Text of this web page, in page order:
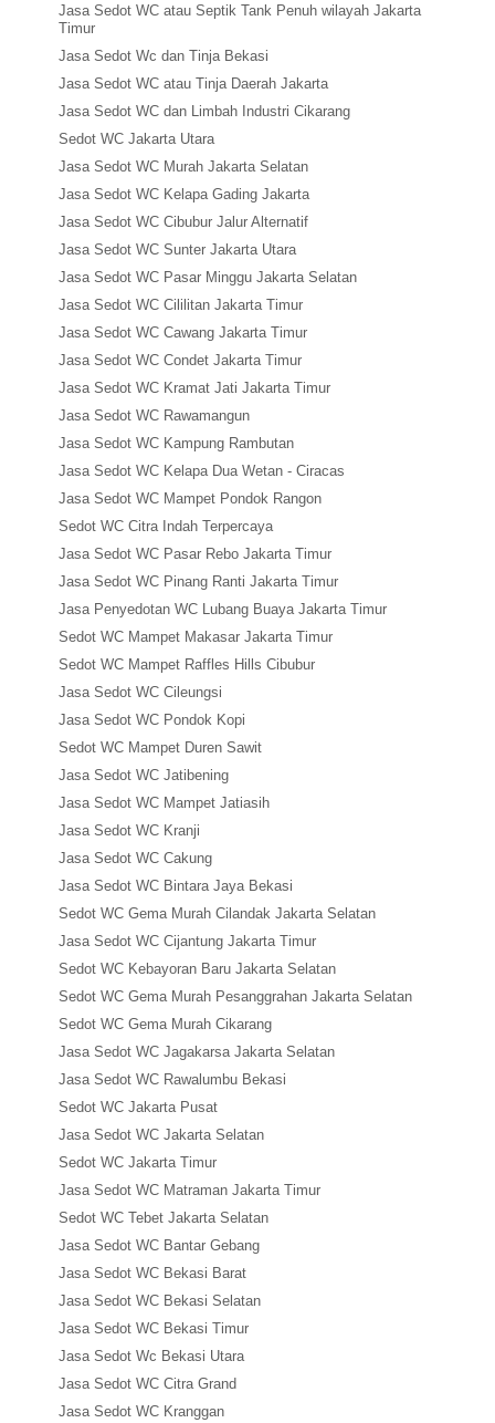
Jasa Sedot WC atau Septik Tank Penuh wilayah Jakarta
Timur
Jasa Sedot Wc dan Tinja Bekasi
Jasa Sedot WC atau Tinja Daerah Jakarta
Jasa Sedot WC dan Limbah Industri Cikarang
Sedot WC Jakarta Utara
Jasa Sedot WC Murah Jakarta Selatan
Jasa Sedot WC Kelapa Gading Jakarta
Jasa Sedot WC Cibubur Jalur Alternatif
Jasa Sedot WC Sunter Jakarta Utara
Jasa Sedot WC Pasar Minggu Jakarta Selatan
Jasa Sedot WC Cililitan Jakarta Timur
Jasa Sedot WC Cawang Jakarta Timur
Jasa Sedot WC Condet Jakarta Timur
Jasa Sedot WC Kramat Jati Jakarta Timur
Jasa Sedot WC Rawamangun
Jasa Sedot WC Kampung Rambutan
Jasa Sedot WC Kelapa Dua Wetan - Ciracas
Jasa Sedot WC Mampet Pondok Rangon
Sedot WC Citra Indah Terpercaya
Jasa Sedot WC Pasar Rebo Jakarta Timur
Jasa Sedot WC Pinang Ranti Jakarta Timur
Jasa Penyedotan WC Lubang Buaya Jakarta Timur
Sedot WC Mampet Makasar Jakarta Timur
Sedot WC Mampet Raffles Hills Cibubur
Jasa Sedot WC Cileungsi
Jasa Sedot WC Pondok Kopi
Sedot WC Mampet Duren Sawit
Jasa Sedot WC Jatibening
Jasa Sedot WC Mampet Jatiasih
Jasa Sedot WC Kranji
Jasa Sedot WC Cakung
Jasa Sedot WC Bintara Jaya Bekasi
Sedot WC Gema Murah Cilandak Jakarta Selatan
Jasa Sedot WC Cijantung Jakarta Timur
Sedot WC Kebayoran Baru Jakarta Selatan
Sedot WC Gema Murah Pesanggrahan Jakarta Selatan
Sedot WC Gema Murah Cikarang
Jasa Sedot WC Jagakarsa Jakarta Selatan
Jasa Sedot WC Rawalumbu Bekasi
Sedot WC Jakarta Pusat
Jasa Sedot WC Jakarta Selatan
Sedot WC Jakarta Timur
Jasa Sedot WC Matraman Jakarta Timur
Sedot WC Tebet Jakarta Selatan
Jasa Sedot WC Bantar Gebang
Jasa Sedot WC Bekasi Barat
Jasa Sedot WC Bekasi Selatan
Jasa Sedot WC Bekasi Timur
Jasa Sedot Wc Bekasi Utara
Jasa Sedot WC Citra Grand
Jasa Sedot WC Kranggan